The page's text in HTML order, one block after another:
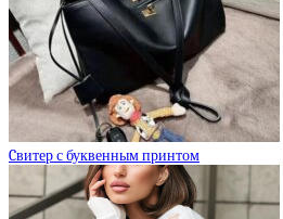
Cвитер с буквенным принтом